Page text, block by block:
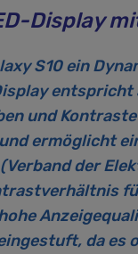
Display
S10 ein
und
ermöglicht
(Verband der
da es